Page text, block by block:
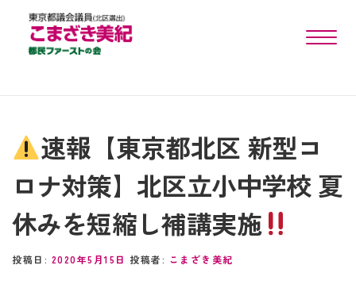
toggle
速報【東京都北区 新型コ
ロナ対策】北区立小中学校 夏
休みを短縮し補講実施
投稿日: 2020年5月15日 投稿者: こまざき美紀